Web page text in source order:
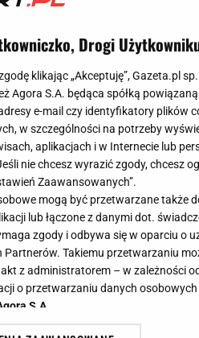
Drogi
klikając „Akceptuję”, Gazeta.pl
Agora S.A. będąca spółką
e-mail czy identyfikatory plików
w szczególności na potrzeby
aplikacjach i w Internecie lub
nie chcesz wyrazić zgody, chcesz
Zaawansowanych”.
mogą być przetwarzane także
lub łączone z danymi dot.
zgody i odbywa się w oparciu o
Partnerów. Takiemu przetwarzaniu
z administratorem – w zależności
o przetwarzaniu danych
S.A.